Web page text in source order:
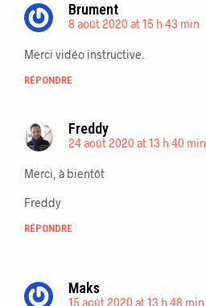
Brument
8 août 2020 at 15 h 43 min
Merci vidéo instructive.
RÉPONDRE
Freddy
24 août 2020 at 13 h 40 min
Merci, à bientôt
Freddy
RÉPONDRE
Maks
15 août 2020 at 13 h 48 min